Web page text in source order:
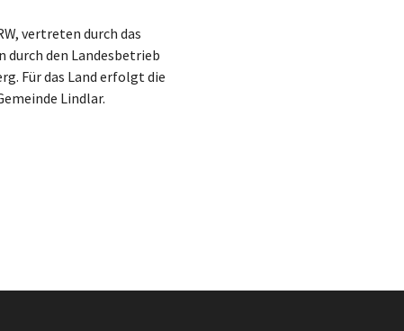
vertreten durch das
durch den Landesbetrieb
Für das Land erfolgt die
Lindlar.